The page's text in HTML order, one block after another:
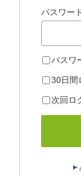
パスワー
パスワ
30日間
次回ロ